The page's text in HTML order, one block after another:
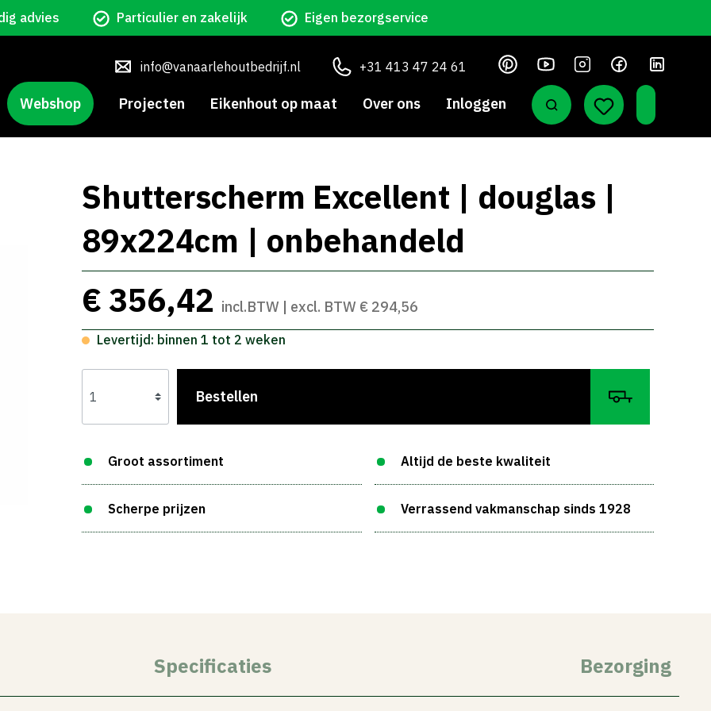
advies Particulier en zakelijk Eigen bezorgservice
info@vanaarlehoutbedrijf.nl +31 413 47 24 61
Webshop Projecten Eikenhout op maat Over ons Inloggen
Shutterscherm Excellent | douglas |
89x224cm | onbehandeld
€ 356,42 incl.BTW | excl. BTW € 294,56
Levertijd: binnen 1 tot 2 weken
Bestellen
Groot assortiment
Scherpe prijzen
Altijd de beste kwaliteit
Verrassend vakmanschap sinds 1928
Specificaties Bezorging